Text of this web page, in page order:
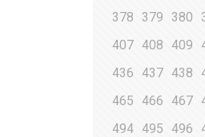
378
379 380
407 408 409
436
437 438
465
466 467
494 495 496